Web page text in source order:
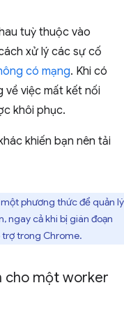
tuỳ thuộc vào
xử lý các sự cố
có mạng. Khi có
việc mất kết nối
khôi phục.
khiến bạn nên tải
phương thức để quản lý
ngay cả khi bị gián đoạn
trong Chrome.
cho một worker